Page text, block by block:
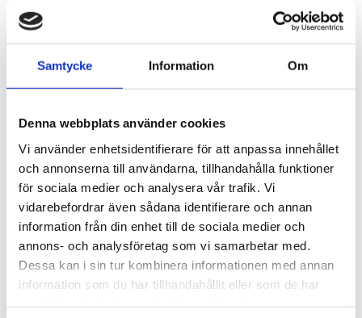
Samtycke Information Om
Denna webbplats använder cookies
Vi använder enhetsidentifierare för att anpassa innehållet
och annonserna till användarna, tillhandahålla funktioner
för sociala medier och analysera vår trafik. Vi
vidarebefordrar även sådana identifierare och annan
information från din enhet till de sociala medier och
annons- och analysföretag som vi samarbetar med.
Dessa kan i sin tur kombinera informationen med annan
information som du har tillhandahållit eller som de har
väggmontering
Med uppvärmda anslutningsbeslag för att
förhindra kalla bryggor
Material i delar i kontakt med provet:
Keramik, rostfritt stål, grafit
Information
Uppvärmd filtertyp FSS-FW/H350 med
glasullsfyllning, fullständigt monterad i ett hölje
med värmeisolerat lock, elektriskt uppvärmd,
upp till max. 350 °C justerbar via den inbyggda
kontrolltermostaten, med